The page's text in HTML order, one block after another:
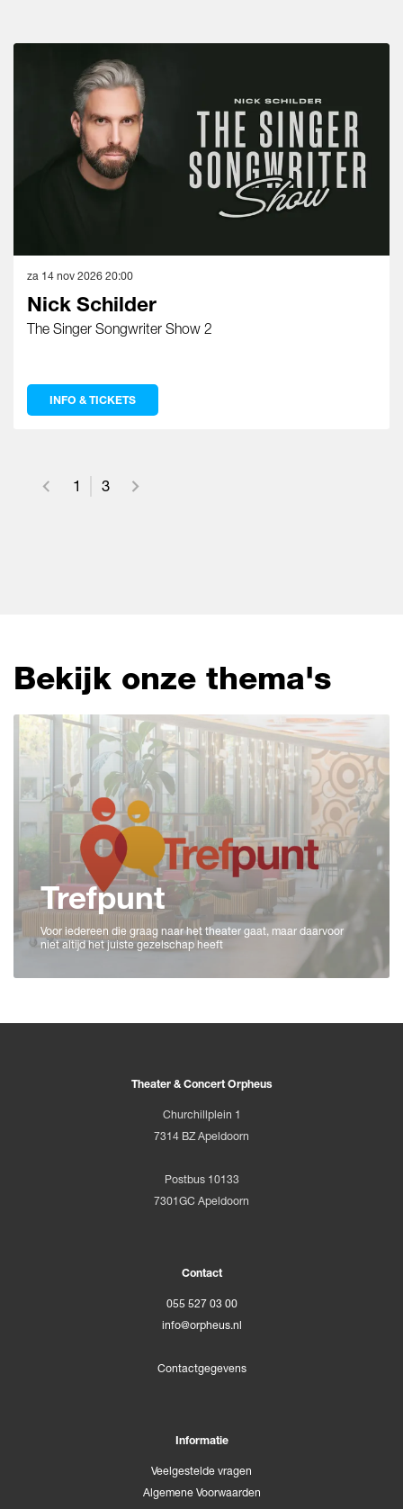
Nick Schilder
The Singer Songwriter Show 2
za 14 nov 2026 20:00
INFO & TICKETS
1 3
Bekijk onze thema's
Trefpunt
Voor iedereen die graag naar het theater gaat, maar daarvoor
niet altijd het juiste gezelschap heeft
Theater & Concert Orpheus
Churchillplein 1
7314 BZ Apeldoorn
Postbus 10133
7301GC Apeldoorn
Contact
055 527 03 00
info@orpheus.nl
Contactgegevens
Informatie
Veelgestelde vragen
Algemene Voorwaarden